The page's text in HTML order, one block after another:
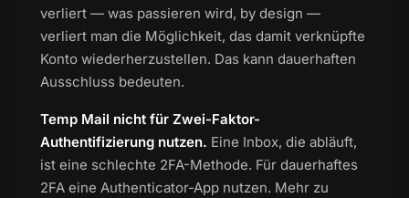
verliert — was passieren wird, by design —
verliert man die Möglichkeit, das damit verknüpfte
Konto wiederherzustellen. Das kann dauerhaften
Ausschluss bedeuten.
Temp Mail nicht für Zwei-Faktor-
Authentifizierung nutzen. Eine Inbox, die abläuft,
ist eine schlechte 2FA-Methode. Für dauerhaftes
2FA eine Authenticator-App nutzen. Mehr zu